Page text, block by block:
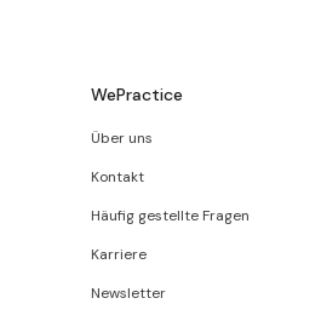
WePractice
Über uns
Kontakt
Häufig gestellte Fragen
Karriere
Newsletter